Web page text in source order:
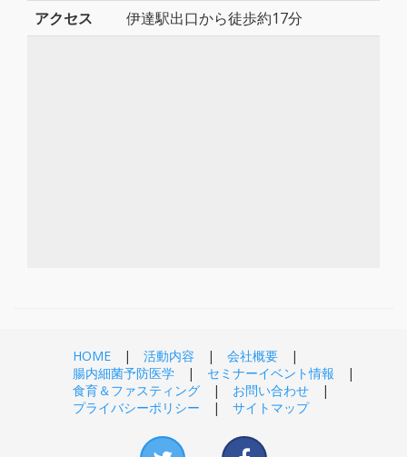
アクセス
伊達駅出口から徒歩約17分
HOME 活動内容
会社概要
腸内細菌予防医学
セミナーイベント情報
食育＆ファスティング
お問い合わせ
プライバシーポリシー
サイトマップ